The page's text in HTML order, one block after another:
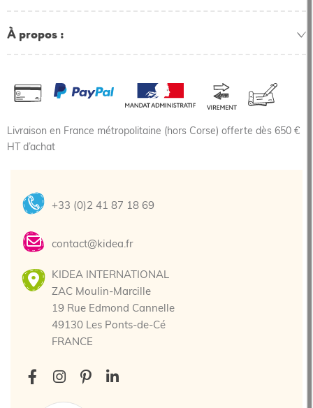
À propos
Livraison en France métropolitaine (hors Corse) offerte dès 650 €
HT d’achat
+33 (0)2 41 87 18 69
contact@kidea.fr
KIDEA INTERNATIONAL
ZAC Moulin-Marcille
19 Rue Edmond Cannelle
49130 Les Ponts-de-Cé
FRANCE